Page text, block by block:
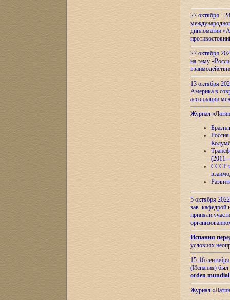
27 октября -
дипломатии
27 октября
на тему
13 октября
Америка в
ассоциации
Журнал
СССР и
5 октября
зав.
приняли
Испания
условиях
15-16
(Испания) был
orden
Журнал